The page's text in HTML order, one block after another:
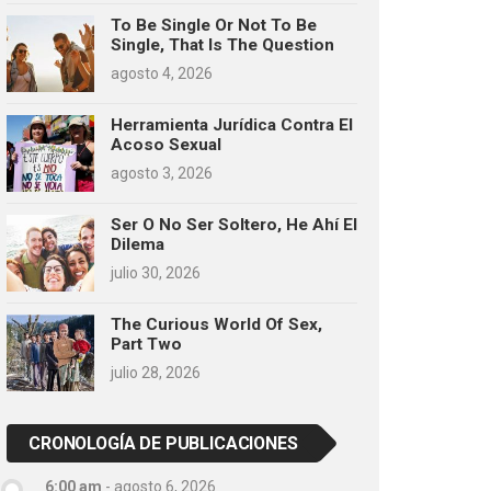
To Be Single Or Not To Be
Single, That Is The Question
agosto 4, 2026
Herramienta Jurídica Contra El
Acoso Sexual
agosto 3, 2026
Ser O No Ser Soltero, He Ahí El
Dilema
julio 30, 2026
The Curious World Of Sex,
Part Two
julio 28, 2026
CRONOLOGÍA DE PUBLICACIONES
6:00 am - agosto 6, 2026